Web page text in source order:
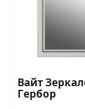
Вайт
Гербор